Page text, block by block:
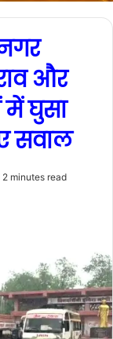
और
में घुसा
सवाल
2 minutes read